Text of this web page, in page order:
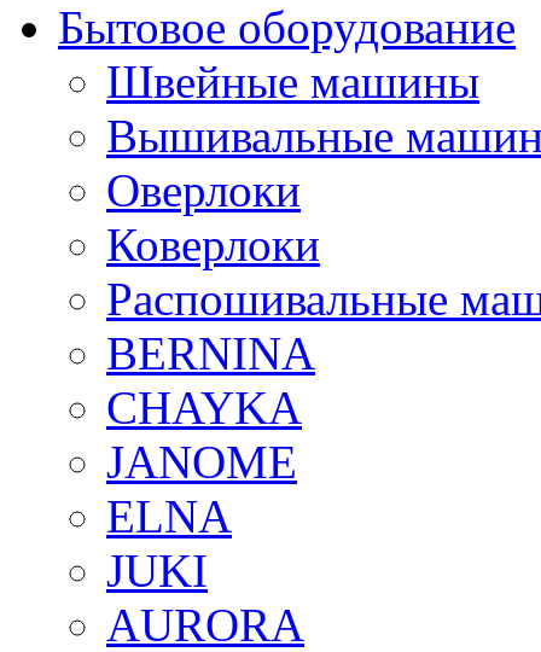
Бытовое оборудование
Швейные машины
Вышивальные
Оверлоки
Коверлоки
Распошивальные
BERNINA
CHAYKA
JANOME
ELNA
JUKI
AURORA